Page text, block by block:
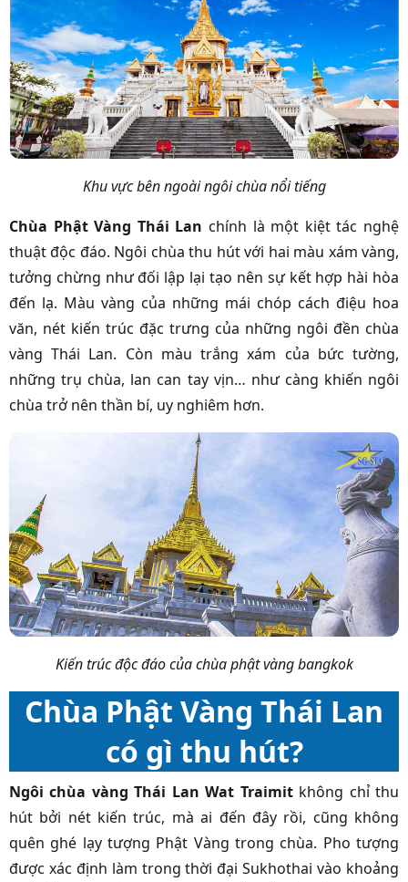
Khu vực bên ngoài ngôi chùa nổi tiếng
Chùa Phật Vàng Thái Lan chính là một kiệt tác nghệ
thuật độc đáo. Ngôi chùa thu hút với hai màu xám vàng,
tưởng chừng như đối lập lại tạo nên sự kết hợp hài hòa
đến lạ. Màu vàng của những mái chóp cách điệu hoa
văn, nét kiến trúc đặc trưng của những ngôi đền chùa
vàng Thái Lan. Còn màu trắng xám của bức tường,
những trụ chùa, lan can tay vịn… như càng khiến ngôi
chùa trở nên thần bí, uy nghiêm hơn.
Kiến trúc độc đáo của chùa phật vàng bangkok
Chùa Phật Vàng Thái Lan
có gì thu hút?
Ngôi chùa vàng Thái Lan Wat Traimitkhông chỉ thu
hút bởi nét kiến trúc, mà ai đến đây rồi, cũng không
quên ghé lạy tượng Phật Vàng trong chùa. Pho tượng
được xác định làm trong thời đại Sukhothai vào khoảng